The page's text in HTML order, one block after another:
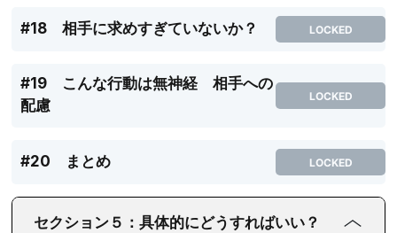
#18 相手に求めすぎていないか？ LOCKED
#19 こんな行動は無神経 相手への
配慮
LOCKED
#20 まとめ LOCKED
セクション５：具体的にどうすればいい？